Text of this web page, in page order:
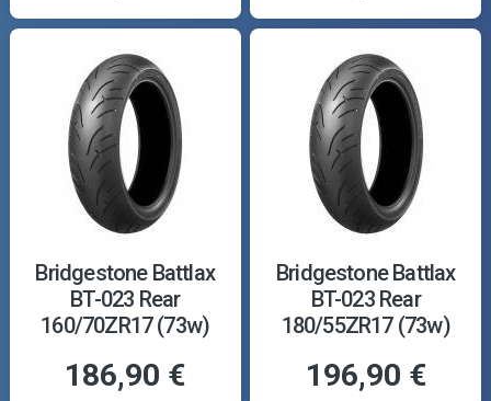
Bridgestone Battlax
BT-023 Rear
160/70ZR17 (73w)
186,90 €
Bridgestone Battlax
BT-023 Rear
180/55ZR17 (73w)
196,90 €